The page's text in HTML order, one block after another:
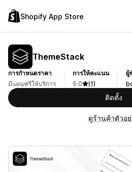
Shopify App Store
ThemeStack
การกำหนดราคา
มีแผนฟรีให้บริการ
การให้คะแนน
5.0
(1)
ผู้
ติดตั้ง
ดูร้านค้าตัวอย่